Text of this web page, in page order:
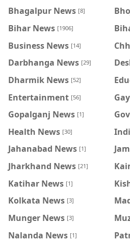
Bhagalpur News [8]
Bihar News [1906]
Business News [14]
Darbhanga News [29]
Dharmik News [52]
Entertainment [56]
Gopalganj News [1]
Health News [30]
Jahanabad News [1]
Jharkhand News [21]
Katihar News [1]
Kolkata News [3]
Munger News [3]
Nalanda News [1]